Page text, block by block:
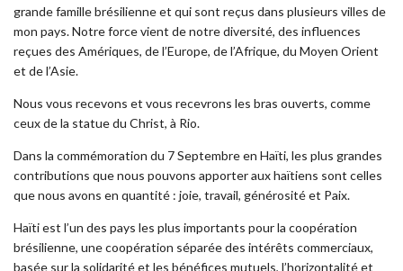
grande famille brésilienne et qui sont reçus dans plusieurs villes de
mon pays. Notre force vient de notre diversité, des influences
reçues des Amériques, de l’Europe, de l’Afrique, du Moyen Orient
et de l’Asie.
Nous vous recevons et vous recevrons les bras ouverts, comme
ceux de la statue du Christ, à Rio.
Dans la commémoration du 7 Septembre en Haïti, les plus grandes
contributions que nous pouvons apporter aux haïtiens sont celles
que nous avons en quantité : joie, travail, générosité et Paix.
Haïti est l’un des pays les plus importants pour la coopération
brésilienne, une coopération séparée des intérêts commerciaux,
basée sur la solidarité et les bénéfices mutuels, l’horizontalité et